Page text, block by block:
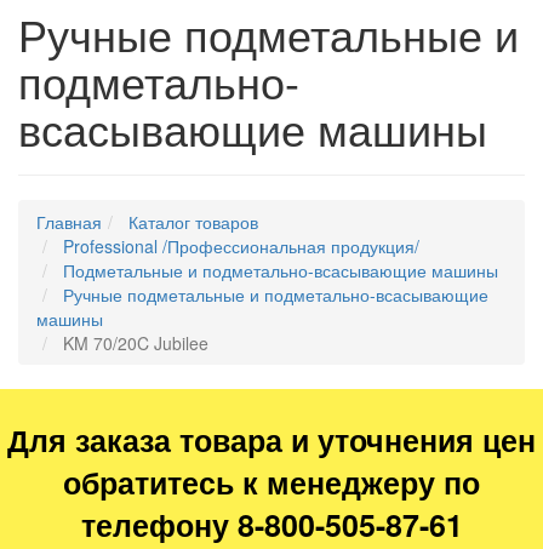
Ручные подметальные и
подметально-
всасывающие машины
Главная
Каталог товаров
Professional /Профессиональная продукция/
Подметальные и подметально-всасывающие машины
Ручные подметальные и подметально-всасывающие
машины
KM 70/20C Jubilee
Для заказа товара и уточнения цен
обратитесь к менеджеру по
телефону 8-800-505-87-61